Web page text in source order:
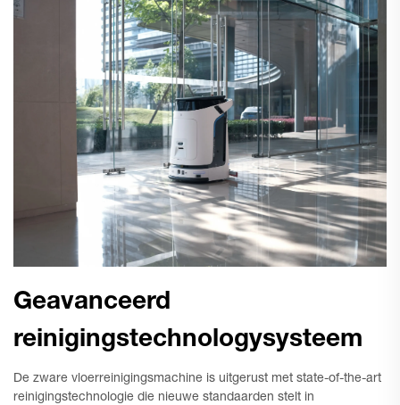
Geavanceerd
reinigingstechnologysysteem
De zware vloerreinigingsmachine is uitgerust met state-of-the-art
reinigingstechnologie die nieuwe standaarden stelt in